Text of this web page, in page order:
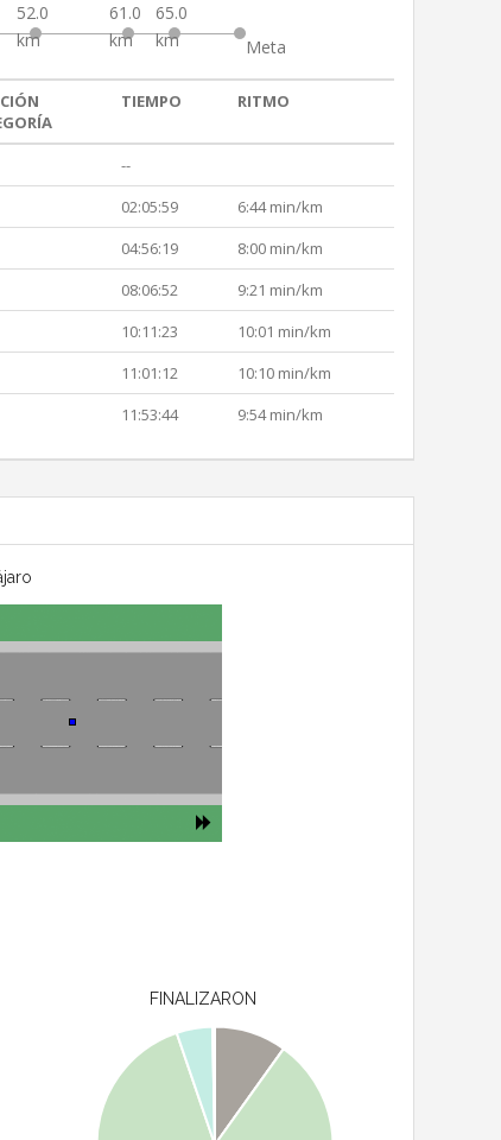
52.0
km
61.0
km
65.0
km
Meta
TIEMPO RITMO
--
02:05:59
6:44 min/km
04:56:19
8:00 min/km
08:06:52
9:21 min/km
10:11:23
10:01 min/km
11:01:12
10:10 min/km
11:53:44 9:54 min/km
FINALIZARON